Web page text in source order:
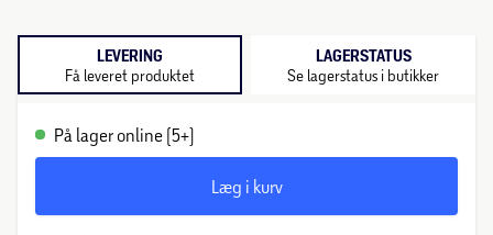
LEVERING
Få leveret produktet
LAGERSTATUS
Se lagerstatus i butikker
På lager online (5+)
Læg i kurv